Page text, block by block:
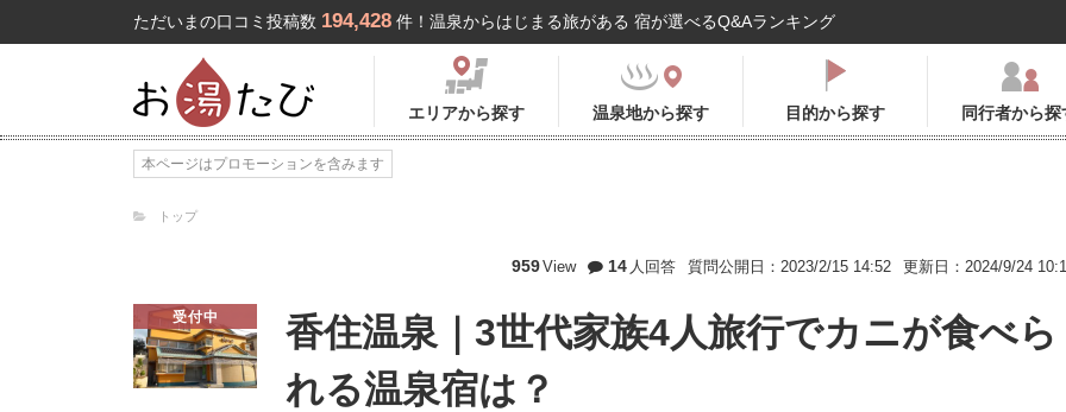
ただいまの口コミ投稿数 194,428 件！温泉からはじまる旅がある 宿が選べるQ&Aランキング
エリアから探す 温泉地から探す 目的から探す 同行者から探
本ページはプロモーションを含みます
トップ
959View 14 人回答 質問公開日：2023/2/15 14:52 更新日：2024/9/24
受付中
香住温泉｜3世代家族4人旅行でカニが食べら
れる温泉宿は？